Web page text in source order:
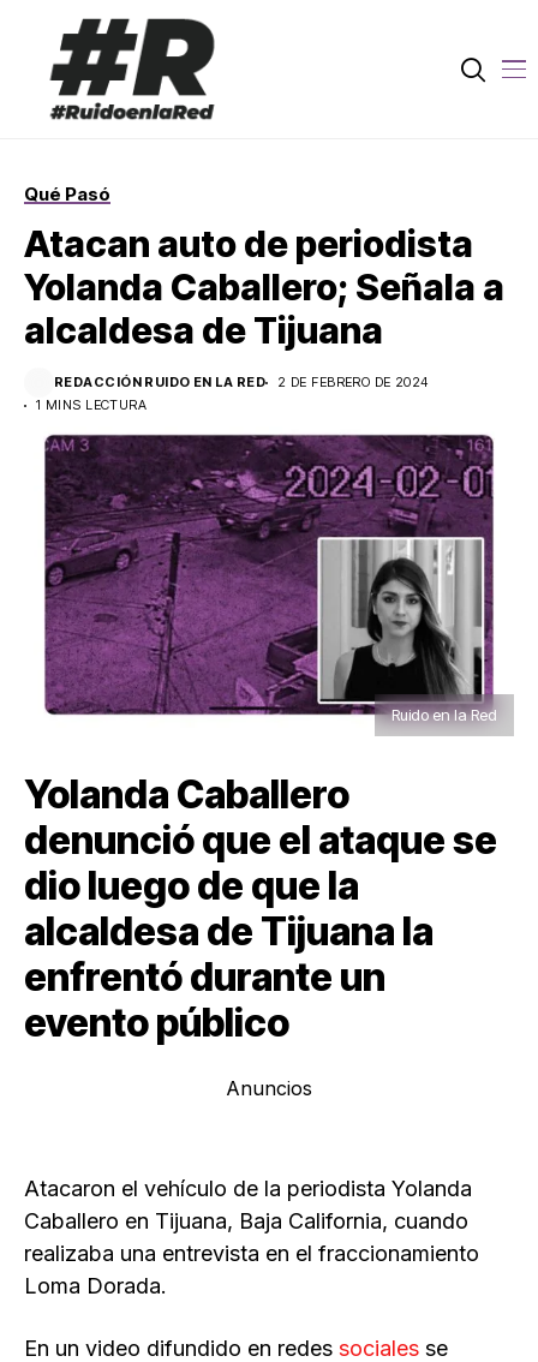
Qué Pasó
Atacan auto de periodista
Yolanda Caballero; Señala a
alcaldesa de Tijuana
REDACCIÓN RUIDO EN LA RED
2 DE FEBRERO DE 2024
1 MINS LECTURA
Ruido en la Red
Yolanda Caballero
denunció que el ataque se
dio luego de que la
alcaldesa de Tijuana la
enfrentó durante un
evento público
Anuncios
Atacaron el vehículo de la periodista Yolanda
Caballero en Tijuana, Baja California, cuando
realizaba una entrevista en el fraccionamiento
Loma Dorada.
En un video difundido en redes sociales se